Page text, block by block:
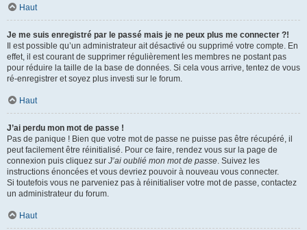
Haut
Je me suis enregistré par le passé mais je ne peux plus me connecter ?!
Il est possible qu’un administrateur ait désactivé ou supprimé votre compte. En
effet, il est courant de supprimer régulièrement les membres ne postant pas
pour réduire la taille de la base de données. Si cela vous arrive, tentez de vous
ré-enregistrer et soyez plus investi sur le forum.
Haut
J’ai perdu mon mot de passe !
Pas de panique ! Bien que votre mot de passe ne puisse pas être récupéré, il
peut facilement être réinitialisé. Pour ce faire, rendez vous sur la page de
connexion puis cliquez sur J’ai oublié mon mot de passe. Suivez les
instructions énoncées et vous devriez pouvoir à nouveau vous connecter.
Si toutefois vous ne parveniez pas à réinitialiser votre mot de passe, contactez
un administrateur du forum.
Haut